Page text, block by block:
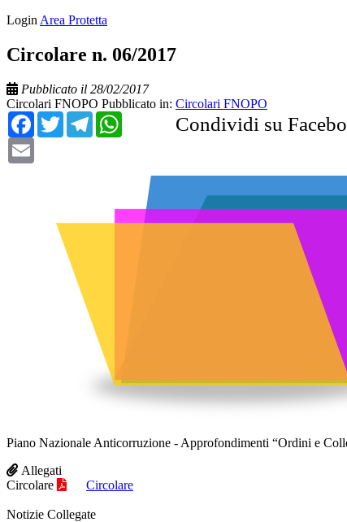
Login Area Protetta
Circolare n. 06/2017
Pubblicato il 28/02/2017
Circolari FNOPO Pubblicato in: Circolari FNOPO
Condividi su
Facebook
TwitterTelegramWhatsApp
Email
Piano Nazionale Anticorruzione - Approfondimenti “Ordini e
Allegati
Circolare
Circolare
Notizie Collegate